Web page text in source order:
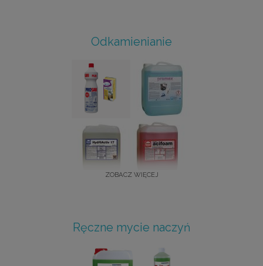
Odkamienianie
ZOBACZ WIĘCEJ
Ręczne mycie naczyń